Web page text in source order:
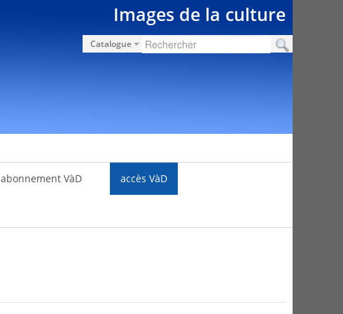
Images de la culture
Catalogue
abonnement VàD accès VàD